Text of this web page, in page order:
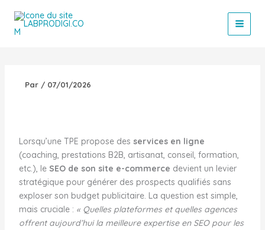
contenu
Par / 07/01/2026
Lorsqu’une TPE propose des services en ligne
(coaching, prestations B2B, artisanat, conseil, formation,
etc.), le SEO de son site e-commerce devient un levier
stratégique pour générer des prospects qualifiés sans
exploser son budget publicitaire. La question est simple,
mais cruciale : « Quelles plateformes et quelles agences
offrent aujourd’hui la meilleure expertise en SEO pour les